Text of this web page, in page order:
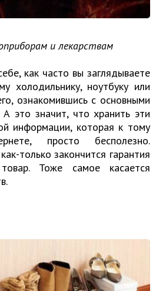
и лекарствам
как часто вы заглядываете
холодильнику, ноутбуку или
ознакомившись с основными
А это значит, что хранить эти
информации, которая к тому
просто бесполезно.
только закончится гарантия
Тоже самое касается